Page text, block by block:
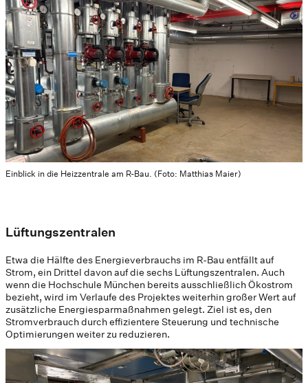
Einblick in die Heizzentrale am R-Bau. (Foto: Matthias Maier)
Lüftungszentralen
Etwa die Hälfte des Energieverbrauchs im R-Bau entfällt auf
Strom, ein Drittel davon auf die sechs Lüftungszentralen. Auch
wenn die Hochschule München bereits ausschließlich Ökostrom
bezieht, wird im Verlaufe des Projektes weiterhin großer Wert auf
zusätzliche Energiesparmaßnahmen gelegt. Ziel ist es, den
Stromverbrauch durch effizientere Steuerung und technische
Optimierungen weiter zu reduzieren.